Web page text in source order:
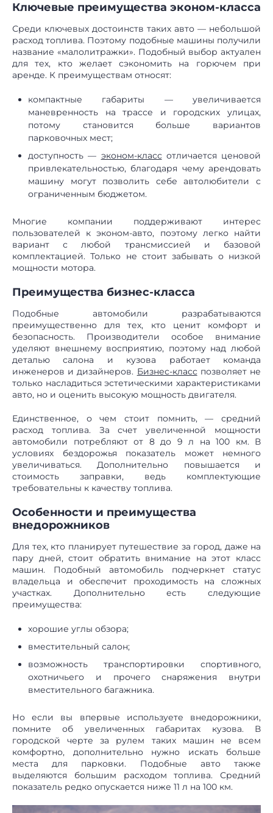
Ключевые преимущества эконом-класса
Среди ключевых достоинств таких авто — небольшой
расход топлива. Поэтому подобные машины получили
название «малолитражки». Подобный выбор актуален
для тех, кто желает сэкономить на горючем при
аренде. К преимуществам относят:
компактные габариты — увеличивается
маневренность на трассе и городских улицах,
потому становится больше вариантов
парковочных мест;
доступность — эконом-классотличается ценовой
привлекательностью, благодаря чему арендовать
машину могут позволить себе автолюбители с
ограниченным бюджетом.
Многие компании поддерживают интерес
пользователей к эконом-авто, поэтому легко найти
вариант с любой трансмиссией и базовой
комплектацией. Только не стоит забывать о низкой
мощности мотора.
Преимущества бизнес-класса
Подобные автомобили разрабатываются
преимущественно для тех, кто ценит комфорт и
безопасность. Производители особое внимание
уделяют внешнему восприятию, поэтому над любой
деталью салона и кузова работает команда
инженеров и дизайнеров. Бизнес-класспозволяет не
только насладиться эстетическими характеристиками
авто, но и оценить высокую мощность двигателя.
Единственное, о чем стоит помнить, — средний
расход топлива. За счет увеличенной мощности
автомобили потребляют от 8 до 9 л на 100 км. В
условиях бездорожья показатель может немного
увеличиваться. Дополнительно повышается и
стоимость заправки, ведь комплектующие
требовательны к качеству топлива.
Особенности и преимущества
внедорожников
Для тех, кто планирует путешествие за город, даже на
пару дней, стоит обратить внимание на этот класс
машин. Подобный автомобиль подчеркнет статус
владельца и обеспечит проходимость на сложных
участках. Дополнительно есть следующие
преимущества:
хорошие углы обзора;
вместительный салон;
возможность транспортировки спортивного,
охотничьего и прочего снаряжения внутри
вместительного багажника.
Но если вы впервые используете внедорожники,
помните об увеличенных габаритах кузова. В
городской черте за рулем таких машин не всем
комфортно, дополнительно нужно искать больше
места для парковки. Подобные авто также
выделяются большим расходом топлива. Средний
показатель редко опускается ниже 11 л на 100 км.